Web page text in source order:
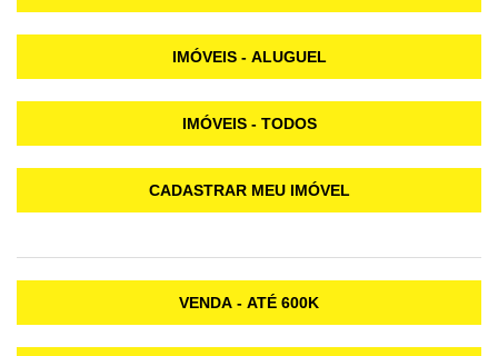
IMÓVEIS - ALUGUEL
IMÓVEIS - TODOS
CADASTRAR MEU IMÓVEL
VENDA - ATÉ 600K